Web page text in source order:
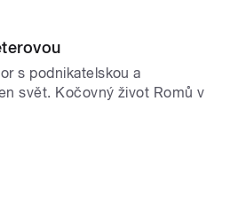
s podnikatelskou a
svět. Kočovný život Romů v